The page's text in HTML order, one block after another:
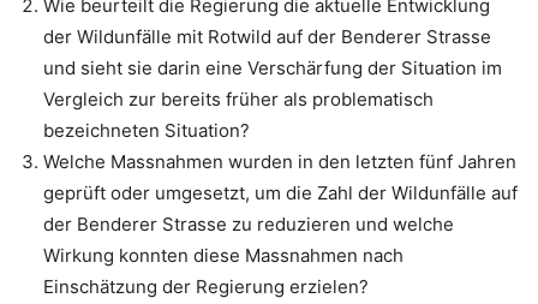
Wie beurteilt die Regierung die aktuelle Entwicklung
der Wildunfälle mit Rotwild auf der Benderer Strasse
und sieht sie darin eine Verschärfung der Situation im
Vergleich zur bereits früher als problematisch
bezeichneten Situation?
Welche Massnahmen wurden in den letzten fünf Jahren
geprüft oder umgesetzt, um die Zahl der Wildunfälle auf
der Benderer Strasse zu reduzieren und welche
Wirkung konnten diese Massnahmen nach
Einschätzung der Regierung erzielen?